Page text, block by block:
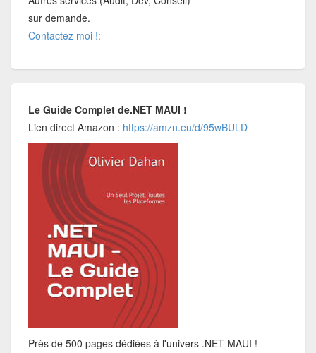
sur demande.
Contactez moi !:
Le Guide Complet de.NET MAUI !
Lien direct Amazon : https://amzn.eu/d/95wBULD
Près de 500 pages dédiées à l'univers .NET MAUI !